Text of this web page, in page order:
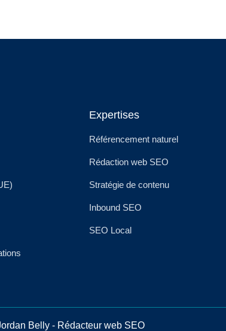
Expertises
Référencement naturel
Rédaction web SEO
Stratégie de contenu
Inbound SEO
SEO Local
Belly - Rédacteur web SEO